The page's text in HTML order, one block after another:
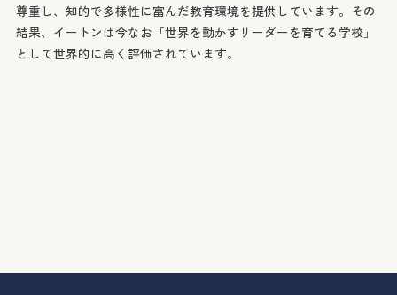
尊重し、知的で多様性に富んだ教育環境を提供しています。その
結果、イートンは今なお「世界を動かすリーダーを育てる学校」
として世界的に高く評価されています。